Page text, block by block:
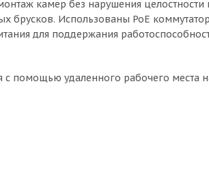
камер без нарушения целостности
брусков. Использованы PoE
для поддержания
с помощью удаленного рабочего места